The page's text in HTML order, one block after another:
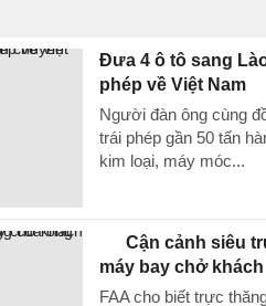
Đưa 4 ô tô sang
phép về Việt Nam
Người đàn ông cùng
trái phép gần 50 tấn
kim loại, máy móc...
Cận cảnh siêu
máy bay chở khách
FAA cho biết trực